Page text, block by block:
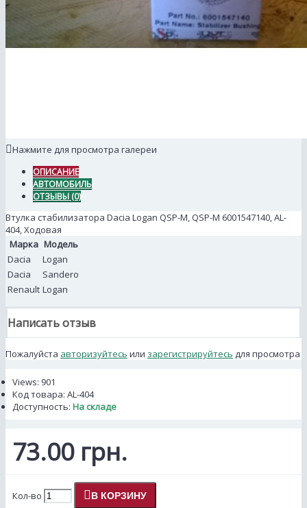
Нажмите для просмотра галереи
ОПИСАНИЕ
АВТОМОБИЛЬ
ОТЗЫВЫ (0)
Втулка стабилизатора Dacia Logan QSP-M, QSP-M 6001547140, AL-
404, Ходовая
Марка Модель
Dacia
Logan
Dacia
Sandero
Renault Logan
Написать отзыв
Пожалуйста авторизуйтесь или зарегистрируйтесь для просмотра
Views: 901
Код товара: AL-404
Доступность: На складе
73.00 грн.
Кол-во В КОРЗИНУ